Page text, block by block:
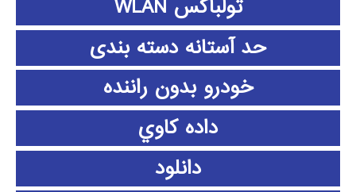
تولباکس WLAN
حد آستانه دسته بندی
خودرو بدون راننده
داده كاوي
دانلود